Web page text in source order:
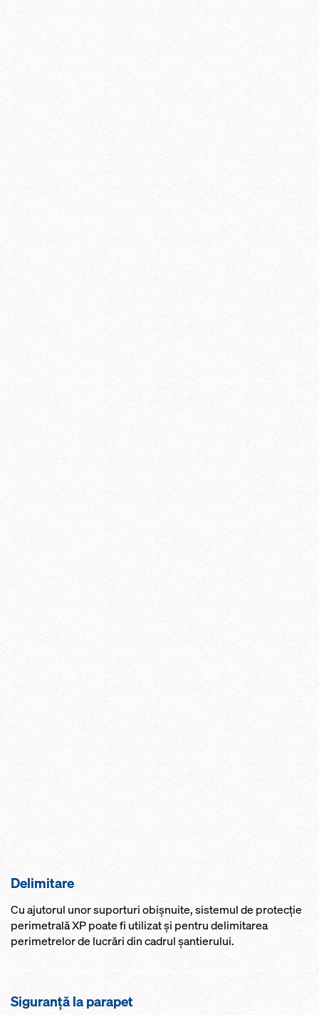
Delimitare
Cu ajutorul unor suporturi obişnuite, sistemul de protecţie
perimetrală XP poate fi utilizat şi pentru delimitarea
perimetrelor de lucrări din cadrul şantierului.
Siguranţă la parapet